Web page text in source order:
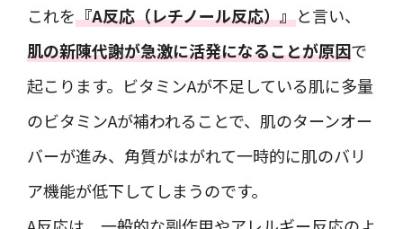
これを『A反応（レチノール反応）』と言い、
肌の新陳代謝が急激に活発になることが原因で
起こります。ビタミンAが不足している肌に多量
のビタミンAが補われることで、肌のターンオー
バーが進み、角質がはがれて一時的に肌のバリ
ア機能が低下してしまうのです。